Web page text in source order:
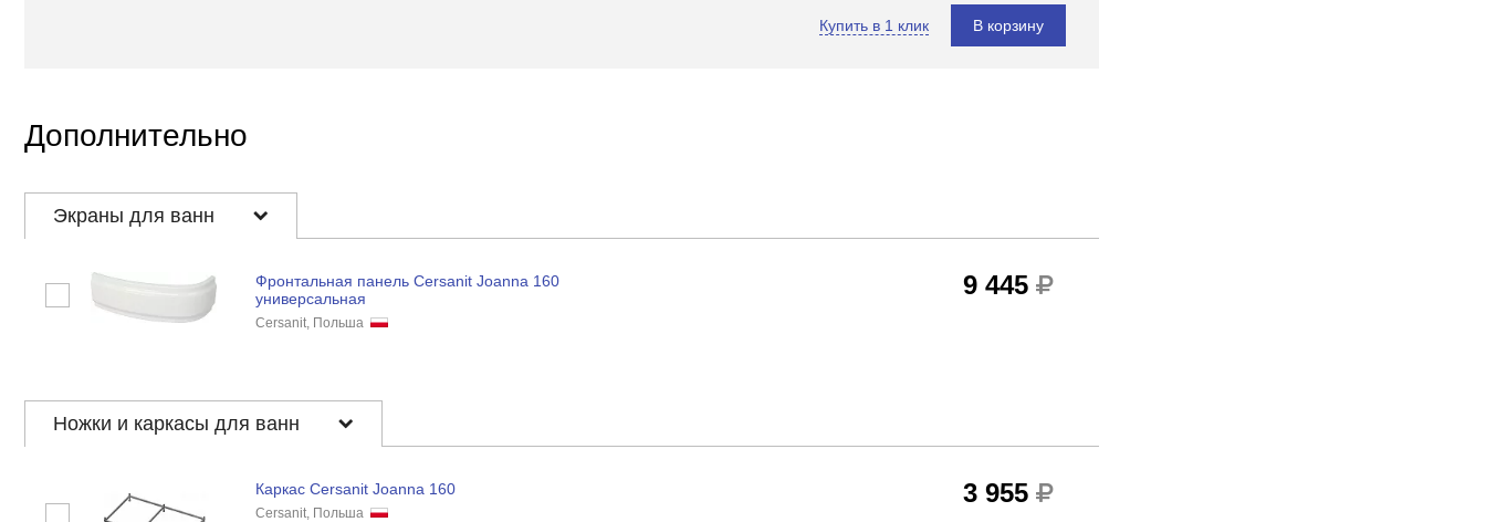
Купить в 1 клик В корзину
Дополнительно
Экраны для ванн
Фронтальная панель Cersanit Joanna 160
универсальная
Cersanit, Польша
9 445
Ножки и каркасы для ванн
Каркас Cersanit Joanna 160
Cersanit, Польша
3 955